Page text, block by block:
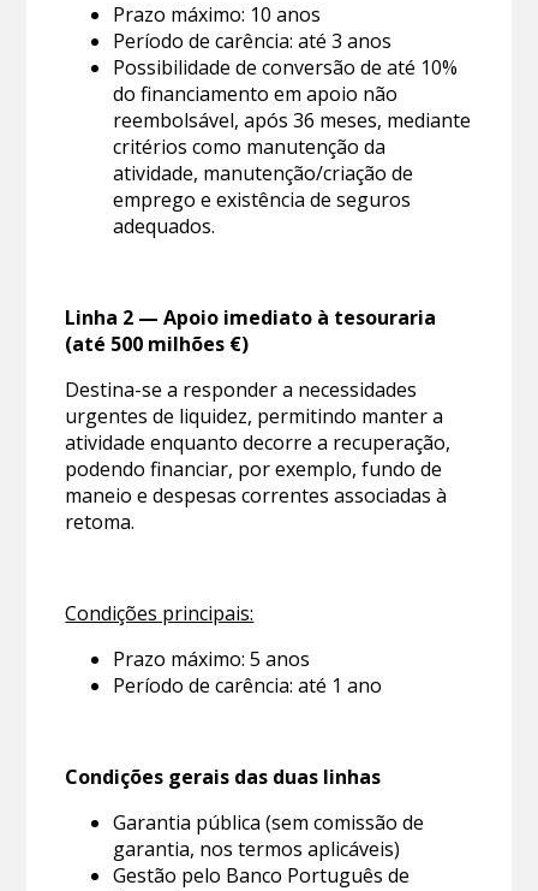
Prazo máximo: 10 anos
Período de carência: até 3 anos
Possibilidade de conversão de até 10%
do financiamento em apoio não
reembolsável, após 36 meses, mediante
critérios como manutenção da
atividade, manutenção/criação de
emprego e existência de seguros
adequados.
Linha 2 — Apoio imediato à tesouraria
(até 500 milhões €)
Destina-se a responder a necessidades
urgentes de liquidez, permitindo manter a
atividade enquanto decorre a recuperação,
podendo financiar, por exemplo, fundo de
maneio e despesas correntes associadas à
retoma.
Condições principais:
Prazo máximo: 5 anos
Período de carência: até 1 ano
Condições gerais das duas linhas
Garantia pública (sem comissão de
garantia, nos termos aplicáveis)
Gestão pelo Banco Português de